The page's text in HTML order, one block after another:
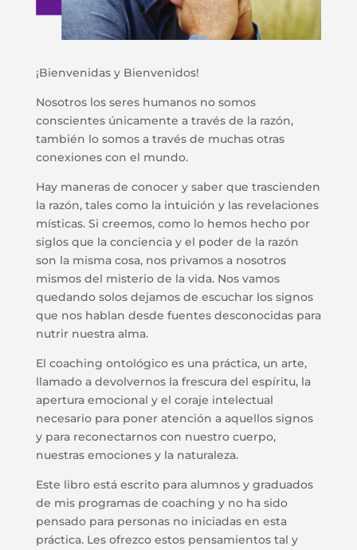
¡Bienvenidas y Bienvenidos!
Nosotros los seres humanos no somos
conscientes únicamente a través de la razón,
también lo somos a través de muchas otras
conexiones con el mundo.
Hay maneras de conocer y saber que trascienden
la razón, tales como la intuición y las revelaciones
místicas. Si creemos, como lo hemos hecho por
siglos que la conciencia y el poder de la razón
son la misma cosa, nos privamos a nosotros
mismos del misterio de la vida. Nos vamos
quedando solos dejamos de escuchar los signos
que nos hablan desde fuentes desconocidas para
nutrir nuestra alma.
El coaching ontológico es una práctica, un arte,
llamado a devolvernos la frescura del espíritu, la
apertura emocional y el coraje intelectual
necesario para poner atención a aquellos signos
y para reconectarnos con nuestro cuerpo,
nuestras emociones y la naturaleza.
Este libro está escrito para alumnos y graduados
de mis programas de coaching y no ha sido
pensado para personas no iniciadas en esta
práctica. Les ofrezco estos pensamientos tal y